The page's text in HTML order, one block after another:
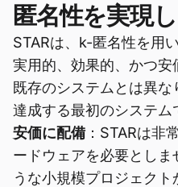
匿名性を実現し
STARは、k-匿名性を用
実用的、効果的、かつ安
既存のシステムとは異
達成する最初のシステム
安価に配備：STARは非
ードウェアを必要としま
うな小規模プロジェク